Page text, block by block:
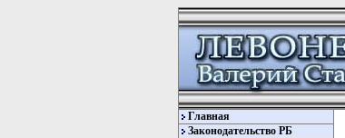
Главная
Законодательство РБ